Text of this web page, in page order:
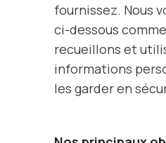
fournissez. Nous
ci-dessous
recueillons et
informations
les garder en